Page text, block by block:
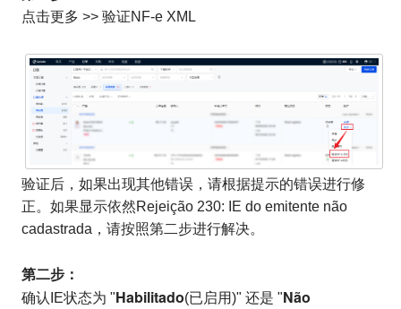
点击更多 >> 验证NF-e XML
验证后，如果出现其他错误，请根据提示的错误进行修
正。如果显示依然Rejeição 230: IE do emitente não
cadastrada，请按照第二步进行解决。
第二步：
确认IE状态为 "Habilitado(已启用)" 还是 "Não